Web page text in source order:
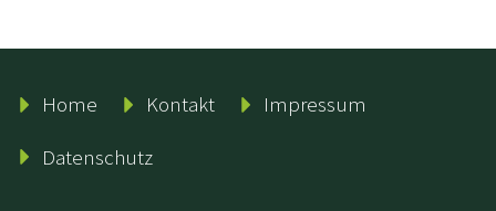
Home Kontakt
Impressum
Datenschutz